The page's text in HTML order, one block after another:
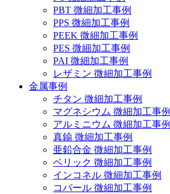
PBT 微細加工事例
PPS 微細加工事例
PEEK 微細加工事例
PES 微細加工事例
PAI 微細加工事例
レザミン 微細加工事例
金属事例
チタン 微細加工事例
マグネシウム 微細加工事例
アルミニウム 微細加工事例
真鍮 微細加工事例
亜鉛合金 微細加工事例
ベリック 微細加工事例
インコネル 微細加工事例
コバール 微細加工事例